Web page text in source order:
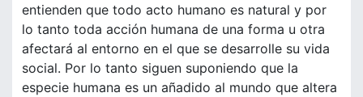
entienden que todo acto humano es natural y por
lo tanto toda acción humana de una forma u otra
afectará al entorno en el que se desarrolle su vida
social. Por lo tanto siguen suponiendo que la
especie humana es un añadido al mundo que altera